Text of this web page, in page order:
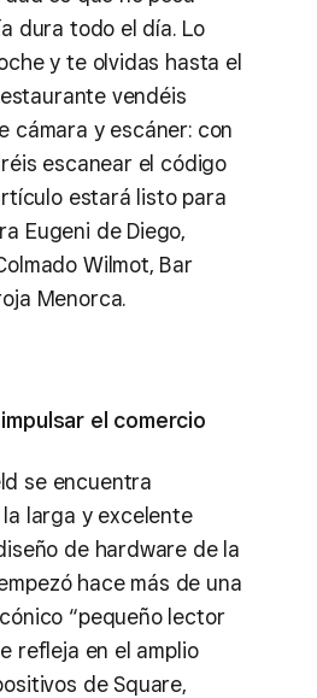
dura todo el día. Lo
y te olvidas hasta el
vendéis
cámara y escáner: con
escanear el código
estará listo para
Eugeni de Diego,
Wilmot, Bar
Menorca.
el comercio
se encuentra
larga y excelente
de hardware de la
hace más de una
“pequeño lector
refleja en el amplio
de Square,